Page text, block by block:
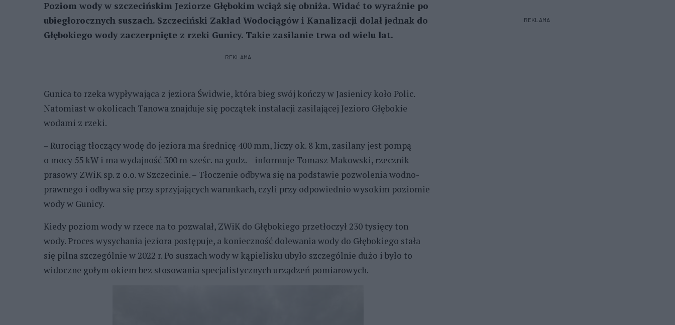
Poziom wody w szczecińskim Jeziorze Głębokim wciąż się obniża. Widać to wyraźnie po
ubiegłorocznych suszach. Szczeciński Zakład Wodociągów i Kanalizacji dolał jednak do
Głębokiego wody zaczerpnięte z rzeki Gunicy. Takie zasilanie trwa od wielu lat.
REKLAMA
Gunica to rzeka wypływająca z jeziora Świdwie, która bieg swój kończy w Jasienicy koło Polic.
Natomiast w okolicach Tanowa znajduje się początek instalacji zasilającej Jezioro Głębokie
wodami z rzeki.
– Rurociąg tłoczący wodę do jeziora ma średnicę 400 mm, liczy ok. 8 km, zasilany jest pompą
o mocy 55 kW i ma wydajność 300 m sześc. na godz. – informuje Tomasz Makowski, rzecznik
prasowy ZWiK sp. z o.o. w Szczecinie. – Tłoczenie odbywa się na podstawie pozwolenia wodno-
prawnego i odbywa się przy sprzyjających warunkach, czyli przy odpowiednio wysokim poziomie
wody w Gunicy.
Kiedy poziom wody w rzece na to pozwalał, ZWiK do Głębokiego przetłoczył 230 tysięcy ton
wody. Proces wysychania jeziora postępuje, a konieczność dolewania wody do Głębokiego stała
się pilna szczególnie w 2022 r. Po suszach wody w kąpielisku ubyło szczególnie dużo i było to
widoczne gołym okiem bez stosowania specjalistycznych urządzeń pomiarowych.
REKLAMA